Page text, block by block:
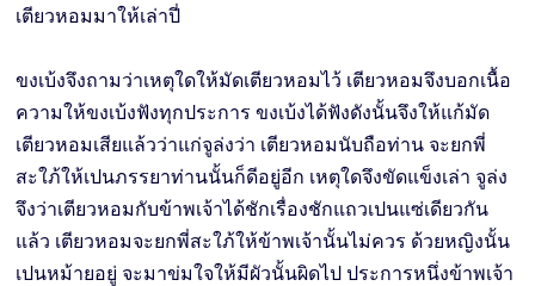
เตียวหอมมาให้เล่าปี่
ขงเบ้งจึงถามว่าเหตุใดให้มัดเตียวหอมไว้ เตียวหอมจึงบอกเนื้อ
ความให้ขงเบ้งฟังทุกประการ ขงเบ้งได้ฟังดังนั้นจึงให้แก้มัด
เตียวหอมเสียแล้วว่าแก่จูล่งว่า เตียวหอมนับถือท่าน จะยกพี่
สะใภ้ให้เปนภรรยาท่านนั้นก็ดีอยู่อีก เหตุใดจึงขัดแข็งเล่า จูล่ง
จึงว่าเตียวหอมกับข้าพเจ้าได้ชักเรื่องชักแถวเปนแซ่เดียวกัน
แล้ว เตียวหอมจะยกพี่สะใภ้ให้ข้าพเจ้านั้นไม่ควร ด้วยหญิงนั้น
เปนหม้ายอยู่ จะมาข่มใจให้มีผัวนั้นผิดไป ประการหนึ่งข้าพเจ้า